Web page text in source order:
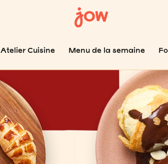
Atelier Cuisine Menu de la semaine